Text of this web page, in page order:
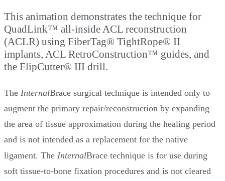
This animation demonstrates the technique for
QuadLink™ all-inside ACL reconstruction
(ACLR) using FiberTag® TightRope® II
implants, ACL RetroConstruction™ guides, and
the FlipCutter® III drill.
The InternalBrace surgical technique is intended only to
augment the primary repair/reconstruction by expanding
the area of tissue approximation during the healing period
and is not intended as a replacement for the native
ligament. The InternalBrace technique is for use during
soft tissue-to-bone fixation procedures and is not cleared